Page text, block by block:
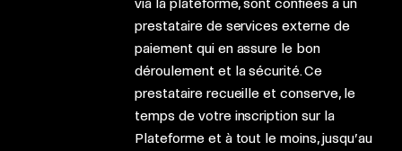
prestataire de services externe de
paiement qui en assure le bon
déroulement et la sécurité. Ce
prestataire recueille et conserve, le
temps de votre inscription sur la
Plateforme et à tout le moins, jusqu’au